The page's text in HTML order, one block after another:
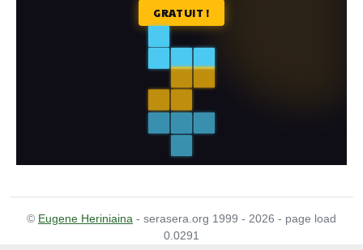
© Eugene Heriniaina - serasera.org 1999 - 2026 - page load
0.0291